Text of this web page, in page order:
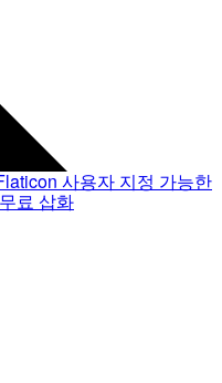
사용자 지정 가능한
료 삽화